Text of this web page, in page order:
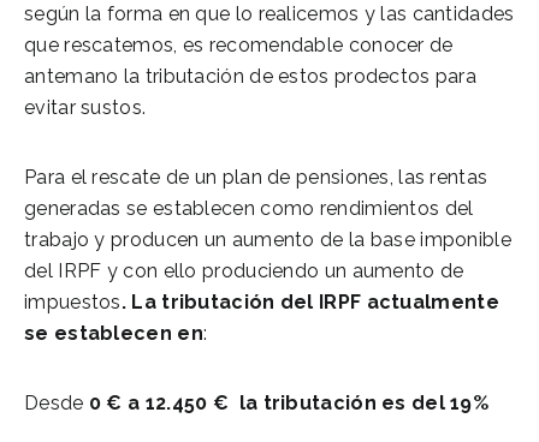
según la forma en que lo realicemos y las cantidades
que rescatemos, es recomendable conocer de
antemano la tributación de estos prodectos para
evitar sustos.
Para el rescate de un plan de pensiones, las rentas
generadas se establecen como rendimientos del
trabajo y producen un aumento de la base imponible
del IRPF y con ello produciendo un aumento de
impuestos. La tributación del IRPF actualmente
se establecen en:
Desde 0 € a 12.450 € la tributación es del 19%